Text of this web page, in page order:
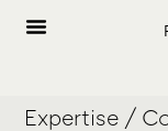
Expertise /